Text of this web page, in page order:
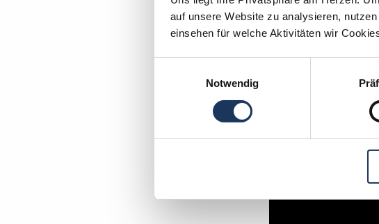
auf unsere Website zu analysieren,
einsehen für welche Aktivitäten wir
Notwendig
Momentan
In wenigen